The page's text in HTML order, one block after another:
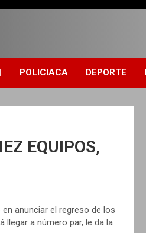
POLICIACA DEPORTE
EQUIPOS,
anunciar el regreso de los
llegar a número par, le da la